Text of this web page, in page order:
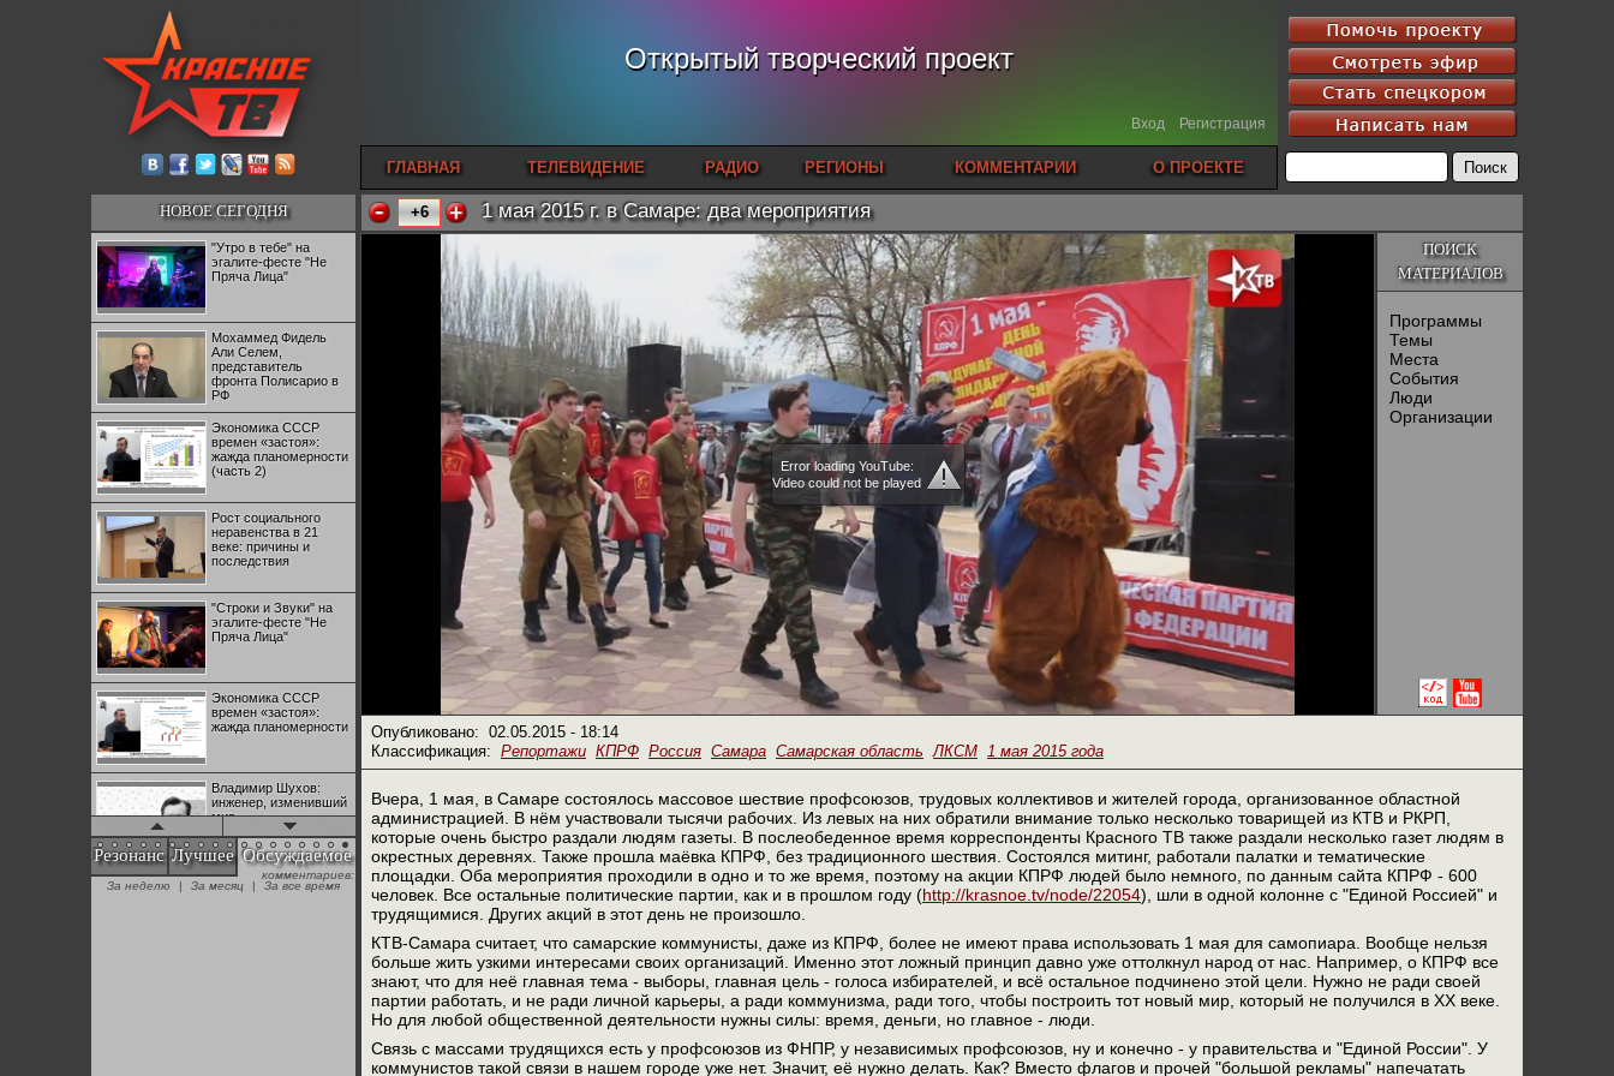
Открытый творческий проект
Вход Регистрация
ГЛАВНАЯ ТЕЛЕВИДЕНИЕ РАДИО РЕГИОНЫ КОММЕНТАРИИ О ПРОЕКТЕ
НОВОЕ СЕГОДНЯ
"Утро в тебе" на
эгалите-фесте "Не
Пряча Лица"
Мохаммед Фидель
Али Селем,
представитель
фронта Полисарио в
РФ
Экономика СССР
времен «застоя»:
жажда планомерности
(часть 2)
Рост социального
неравенства в 21
веке: причины и
последствия
"Строки и Звуки" на
эгалите-фесте "Не
Пряча Лица"
Экономика СССР
времен «застоя»:
жажда планомерности
Владимир Шухов:
инженер, изменивший
мир
"Аркадий Коц" на
эгалите-фесте "Не
Резонанс Лучшее Обсуждаемое
комментариев:
За неделю
| За месяц | За все время
+6 1 мая 2015 г. в Самаре: два мероприятия
ПОИСК
МАТЕРИАЛОВ
Программы
Темы
Места
События
Люди
Организации
Error loading YouTube:
Video could not be played
Опубликовано: 02.05.2015 - 18:14
Классификация: Репортажи КПРФ Россия Самара Самарская область ЛКСМ 1 мая 2015 года
Вчера, 1 мая, в Самаре состоялось массовое шествие профсоюзов, трудовых коллективов и жителей города, организованное областной
администрацией. В нём участвовали тысячи рабочих. Из левых на них обратили внимание только несколько товарищей из КТВ и РКРП,
которые очень быстро раздали людям газеты. В послеобеденное время корреспонденты Красного ТВ также раздали несколько газет людям в
окрестных деревнях. Также прошла маёвка КПРФ, без традиционного шествия. Состоялся митинг, работали палатки и тематические
площадки. Оба мероприятия проходили в одно и то же время, поэтому на акции КПРФ людей было немного, по данным сайта КПРФ - 600
человек. Все остальные политические партии, как и в прошлом году (http://krasnoe.tv/node/22054), шли в одной колонне с "Единой Россией" и
трудящимися. Других акций в этот день не произошло.
КТВ-Самара считает, что самарские коммунисты, даже из КПРФ, более не имеют права использовать 1 мая для самопиара. Вообще нельзя
больше жить узкими интересами своих организаций. Именно этот ложный принцип давно уже оттолкнул народ от нас. Например, о КПРФ все
знают, что для неё главная тема - выборы, главная цель - голоса избирателей, и всё остальное подчинено этой цели. Нужно не ради своей
партии работать, и не ради личной карьеры, а ради коммунизма, ради того, чтобы построить тот новый мир, который не получился в XX веке.
Но для любой общественной деятельности нужны силы: время, деньги, но главное - люди.
Связь с массами трудящихся есть у профсоюзов из ФНПР, у независимых профсоюзов, ну и конечно - у правительства и "Единой России". У
коммунистов такой связи в нашем городе уже нет. Значит, её нужно делать. Как? Вместо флагов и прочей "большой рекламы" напечатать